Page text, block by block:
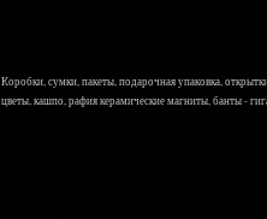
Коробки, сумки, пакеты, подарочная упаковка,
цветы, кашпо, рафия керамические магниты, банты -